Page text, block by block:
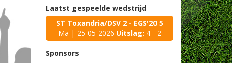
Laatst gespeelde wedstrijd
ST Toxandria/DSV 2 - EGS'20 5
Ma | 25-05-2026 Uitslag: 4 - 2
Sponsors